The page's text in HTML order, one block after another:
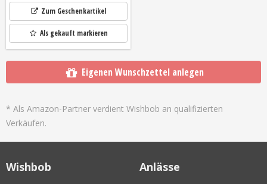
Zum Geschenkartikel
Als gekauft markieren
Eigenen Wunschzettel anlegen
* Als Amazon-Partner verdient Wishbob an qualifizierten
Verkäufen.
Wishbob Anlässe